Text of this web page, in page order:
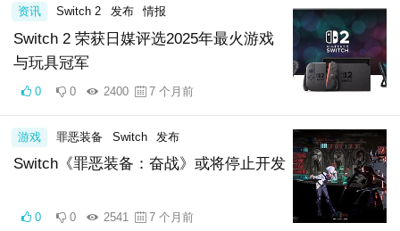
Switch 2 荣获日媒评选2025年最火游戏
与玩具冠军
资讯 Switch 2 发布 情报
0 0 2400 7 个月前
Switch《罪恶装备：奋战》或将停止开发
游戏 罪恶装备 Switch 发布
0 0 2541 7 个月前